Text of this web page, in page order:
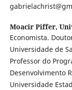
Moacir Piffer,
Economista.
Universidade de
Professor do
Desenvolvimento
Universidade